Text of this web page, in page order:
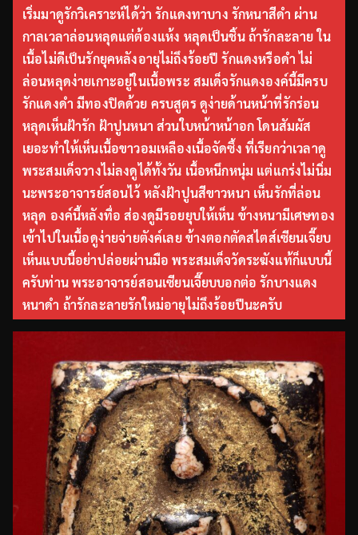
เริ่มมาดูรักวิเคราะห์ได้ว่า รักแดงทาบาง รักหนาสีดำ ผ่าน
กาลเวลาล่อนหลุดแต่ต้องแห้ง หลุดเป็นชิ้น ถ้ารักละลาย ใน
เนื้อไม่ดีเป็นรักยุคหลังอายุไม่ถึงร้อยปี รักแดงหรือดำ ไม่
ล่อนหลุดง่ายเกาะอยู่ในเนื้อพระ สมเด็จรักแดงองค์นี้มีครบ
รักแดงดำ มีทองปิดด้วย ครบสูตร ดูง่ายด้านหน้าที่รักร่อน
หลุดเห็นฝ้ารัก ฝ้าปูนหนา ส่วนใบหน้าหน้าอก โดนสัมผัส
เยอะทำให้เห็นเนื้อขาวอมเหลืองเนื้อจัดซึ้ง ที่เรียกว่าเวลาดู
พระสมเด็จวางไม่ลงดูได้ทั้งวัน เนื้อหนึกหนุ่ม แต่แกร่งไม่นิ่ม
นะพระอาจารย์สอนไว้ หลังฝ้าปูนสีขาวหนา เห็นรักที่ล่อน
หลุด องค์นี้หลังทื่อ ส่องดูมีรอยยุบให้เห็น ข้างหนามีเศษทอง
เข้าไปในเนื้อดูง่ายจ่ายตังค์เลย ข้างตอกตัดสไตส์เซียนเจี๊ยบ
เห็นแบบนี้อย่าปล่อยผ่านมือ พระสมเด็จวัดระฆังแท้ก็แบบนี้
ครับท่าน พระอาจารย์สอนเซียนเจี๊ยบบอกต่อ รักบางแดง
หนาดำ ถ้ารักละลายรักใหม่อายุไม่ถึงร้อยปีนะครับ